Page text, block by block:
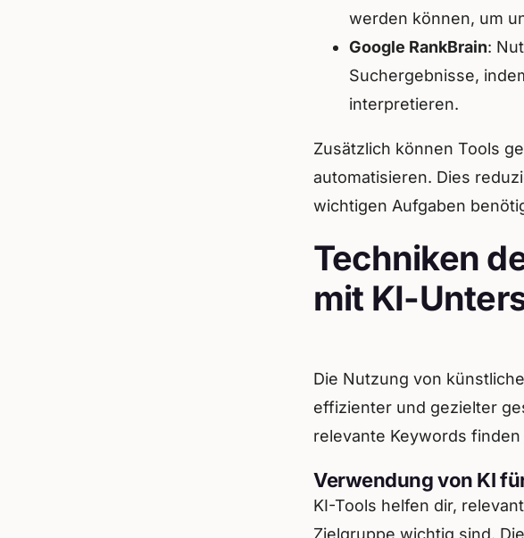
werden können, um
Google RankBrain:
Suchergebnisse,
interpretieren.
Zusätzlich können Tools
automatisieren. Dies
wichtigen Aufgaben
Techniken
mit KI-
Die Nutzung von
effizienter und gezielter
relevante Keywords
Verwendung von KI
KI-Tools helfen dir,
Zielgruppe wichtig sind.